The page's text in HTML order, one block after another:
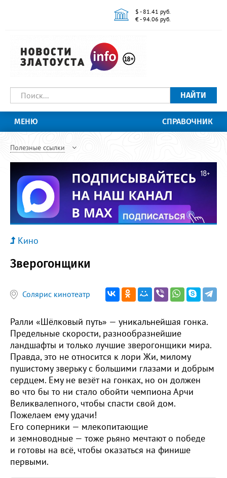
$ - 81.41 руб.
€ - 94.06 руб.
НАЙТИ
МЕНЮ СПРАВОЧНИК
Полезные ссылки
Кино
Зверогонщики
Солярис кинотеатр
Ралли «Шёлковый путь» — уникальнейшая гонка.
Предельные скорости, разнообразнейшие
ландшафты и только лучшие зверогонщики мира.
Правда, это не относится к лори Жи, милому
пушистому зверьку с большими глазами и добрым
сердцем. Ему не везёт на гонках, но он должен
во что бы то ни стало обойти чемпиона Арчи
Великвалепного, чтобы спасти свой дом.
Пожелаем ему удачи!
Его соперники — млекопитающие
и земноводные — тоже рьяно мечтают о победе
и готовы на всё, чтобы оказаться на финише
первыми.